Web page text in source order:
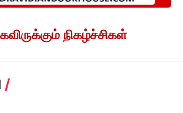
நிகழ்ச்சிகள்